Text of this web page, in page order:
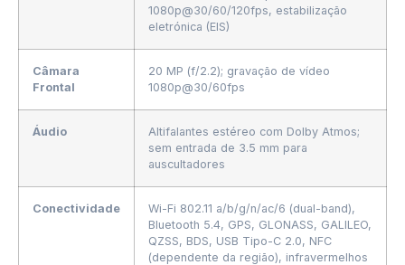
1080p@30/60/120fps, estabilização
eletrónica (EIS)
Câmara
Frontal
20 MP (f/2.2); gravação de vídeo
1080p@30/60fps
Áudio
Altifalantes estéreo com Dolby Atmos;
sem entrada de 3.5 mm para
auscultadores
Conectividade
Wi-Fi 802.11 a/b/g/n/ac/6 (dual-band),
Bluetooth 5.4, GPS, GLONASS, GALILEO,
QZSS, BDS, USB Tipo-C 2.0, NFC
(dependente da região), infravermelhos